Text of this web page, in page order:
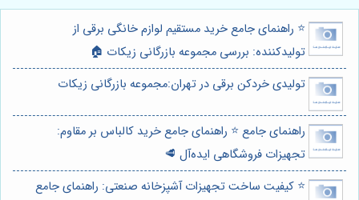
⭐️ راهنمای جامع خرید مستقیم لوازم خانگی برقی از
تولیدکننده: بررسی مجموعه بازرگانی زیکات 🏠
تولیدی خردکن برقی در تهران:مجموعه بازرگانی زیکات
راهنمای جامع ⭐️ راهنمای جامع خرید کالباس بر مقاوم:
تجهیزات فروشگاهی ایده‌آل 🥩
⭐️ کیفیت ساخت تجهیزات آشپزخانه صنعتی: راهنمای جامع